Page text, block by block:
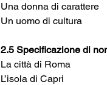
Una donna di carattere
Un uomo di cultura
2.5 Specificazione di
La città di Roma
L’isola di Capri